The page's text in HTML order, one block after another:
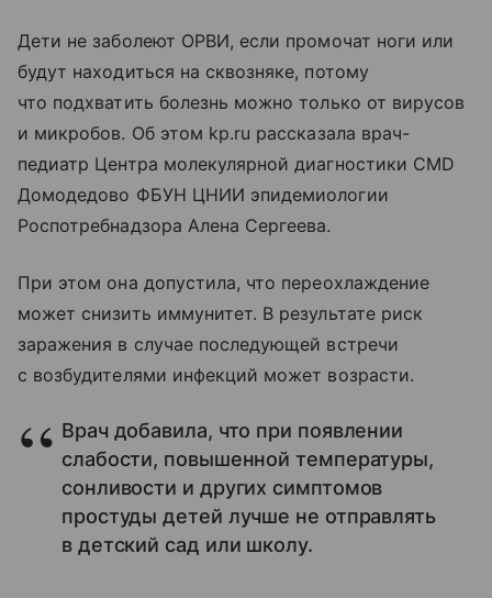
Дети не заболеют ОРВИ, если промочат ноги или
будут находиться на сквозняке, потому
что подхватить болезнь можно только от вирусов
и микробов. Об этом kp.ru рассказала врач-
педиатр Центра молекулярной диагностики CMD
Домодедово ФБУН ЦНИИ эпидемиологии
Роспотребнадзора Алена Сергеева.
При этом она допустила, что переохлаждение
может снизить иммунитет. В результате риск
заражения в случае последующей встречи
с возбудителями инфекций может возрасти.
Врач добавила, что при появлении
слабости, повышенной температуры,
сонливости и других симптомов
простуды детей лучше не отправлять
в детский сад или школу.